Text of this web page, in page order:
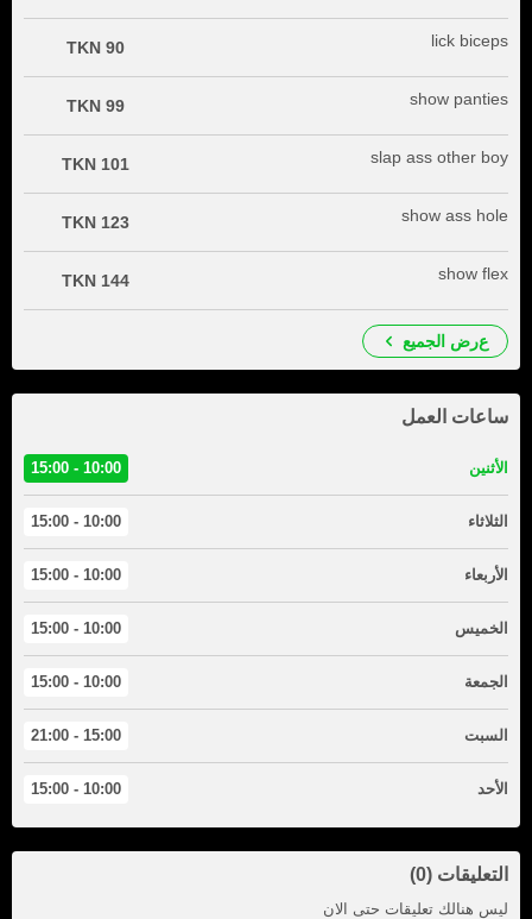
lick biceps
90 TKN
show panties
99 TKN
slap ass other boy
101 TKN
show ass hole
123 TKN
show flex
144 TKN
عرض الجميع
ساعات العمل
الأثنين 10:00 - 15:00
الثلاثاء 10:00 - 15:00
الأربعاء 10:00 - 15:00
الخميس 10:00 - 15:00
الجمعة 10:00 - 15:00
السبت 15:00 - 21:00
الأحد 10:00 - 15:00
التعليقات (0)
ليس هنالك تعليقات حتى الان